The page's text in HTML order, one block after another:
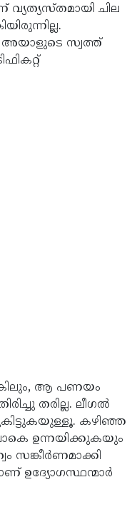
ചില
അയാളുടെ സ്വത്ത്
ആ പണയം
തരില്ല. ലീഗല്‍
കഴിഞ്ഞ
ഉന്നയിക്കുകയും
സങ്കീര്‍ണമാക്കി
ഉദ്യോഗസ്ഥന്മാര്‍